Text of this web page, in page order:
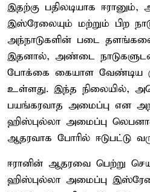
இதற்கு பதிலடியாக ஈரானும்,
இஸ்ரேலையும் மற்றும் பிற
அந்நாடுகளின் படை தளங்களை
இதனால், அண்டை
போக்கை கையாள வேண்டிய
உள்ளது. இந்த நிலையில்,
பயங்கரவாத அமைப்பு என
ஹிஸ்புல்லா அமைப்பு
ஆதரவாக போரில் ஈடுபட்டு
ஈரானின் ஆதரவை பெற்று
ஹிஸ்புல்லா அமைப்பு